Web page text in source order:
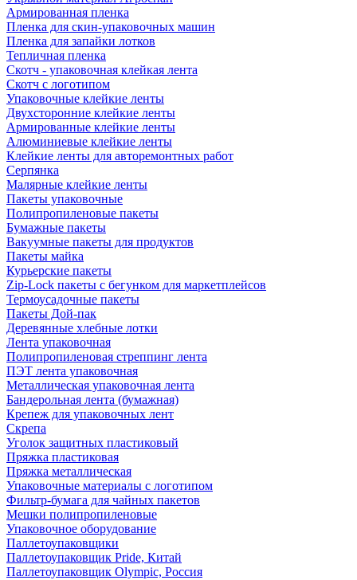
Армированная пленка
Пленка для скин-упаковочных машин
Пленка для запайки лотков
Тепличная пленка
Скотч - упаковочная клейкая лента
Скотч с логотипом
Упаковочные клейкие ленты
Двухсторонние клейкие ленты
Армированные клейкие ленты
Алюминиевые клейкие ленты
Клейкие ленты для авторемонтных работ
Серпянка
Малярные клейкие ленты
Пакеты упаковочные
Полипропиленовые пакеты
Бумажные пакеты
Вакуумные пакеты для продуктов
Пакеты майка
Курьерские пакеты
Zip-Lock пакеты с бегунком для маркетплейсов
Термоусадочные пакеты
Пакеты Дой-пак
Деревянные хлебные лотки
Лента упаковочная
Полипропиленовая стреппинг лента
ПЭТ лента упаковочная
Металлическая упаковочная лента
Бандерольная лента (бумажная)
Крепеж для упаковочных лент
Скрепа
Уголок защитных пластиковый
Пряжка пластиковая
Пряжка металлическая
Упаковочные материалы с логотипом
Фильтр-бумага для чайных пакетов
Мешки полипропиленовые
Упаковочное оборудование
Паллетоупаковщики
Паллетоупаковщик Pride, Китай
Паллетоупаковщик Olympic, Россия